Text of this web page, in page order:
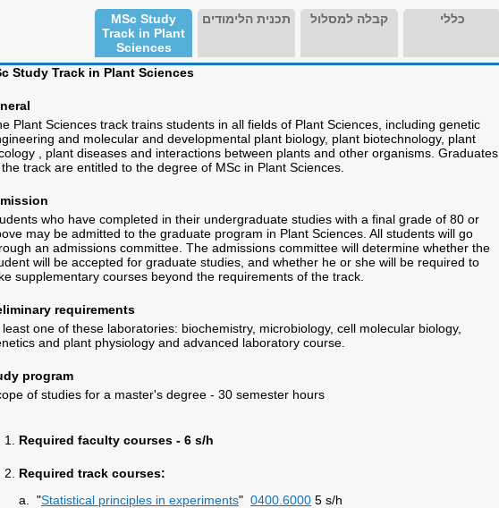
כללי קבלה למסלול תכנית הלימודים
MSc Study
Track in Plant
Sciences
Study Track in Plant Sciences
Plant Sciences track trains students in all fields of Plant Sciences, including genetic
and molecular and developmental plant biology, plant biotechnology, plant
, plant diseases and interactions between plants and other organisms. Graduates
track are entitled to the degree of MSc in Plant Sciences.
who have completed in their undergraduate studies with a final grade of 80 or
may be admitted to the graduate program in Plant Sciences. All students will go
an admissions committee. The admissions committee will determine whether the
will be accepted for graduate studies, and whether he or she will be required to
supplementary courses beyond the requirements of the track.
requirements
least one of these laboratories: biochemistry, microbiology, cell molecular biology,
and plant physiology and advanced laboratory course.
program
of studies for a master's degree - 30 semester hours
Required faculty courses - 6 s/h
Required track courses:
a. "Statistical principles in experiments" 0400.6000 5 s/h